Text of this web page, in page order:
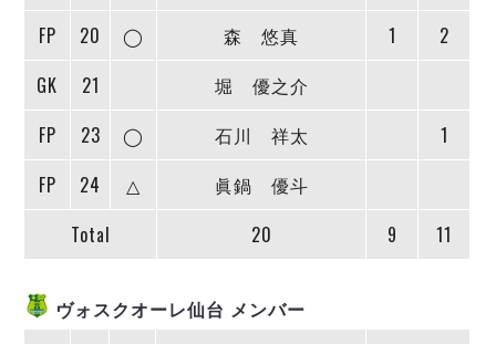
湘南ベルマーレ
名古屋オーシャンズ
シュライカー大阪
バサジィ大分
選手の通算記録（Ｆ２）
ヴォスクオーレ仙台
FOLLOW US!
FP
20 ◯ 森 悠真 1
2
GK
21
堀 優之介
FP
23 ◯ 石川 祥太
1
FP
24 △
眞鍋 優斗
Total
20 9 11
ヴォスクオーレ仙台 メンバー